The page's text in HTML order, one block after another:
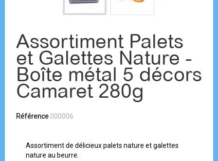
Assortiment Palets
et Galettes Nature -
Boîte métal 5 décors
Camaret 280g
Référence 000006
Assortiment de délicieux palets nature et galettes
nature au beurre.